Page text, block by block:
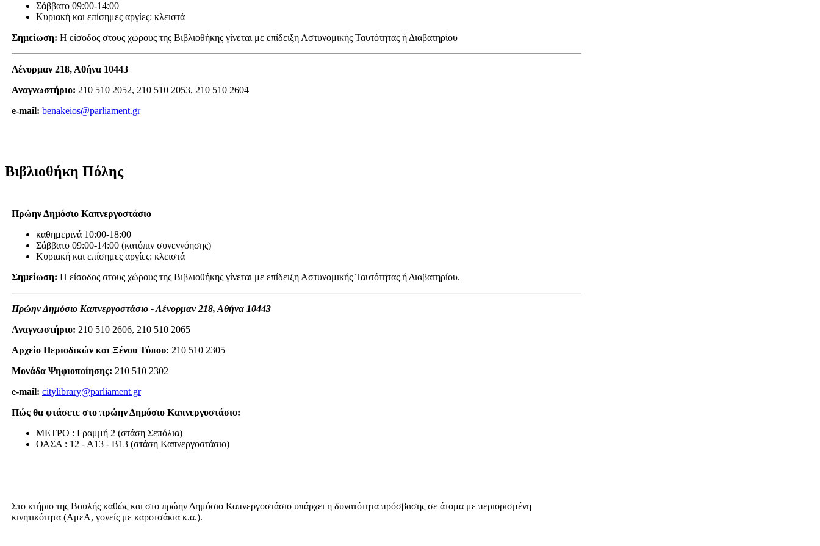
Σάββατο 09:00-14:00
Κυριακή και επίσημες αργίες: κλειστά
Σημείωση: Η είσοδος στους χώρους της Βιβλιοθήκης γίνεται με επίδειξη Αστυνομικής Ταυτότητας ή Διαβατηρίου
Λένορμαν 218, Αθήνα 10443
Αναγνωστήριο: 210 510 2052, 210 510 2053, 210 510 2604
e-mail: benakeios@parliament.gr
Βιβλιοθήκη Πόλης
Πρώην Δημόσιο Καπνεργοστάσιο
καθημερινά 10:00-18:00
Σάββατο 09:00-14:00 (κατόπιν συνεννόησης)
Κυριακή και επίσημες αργίες: κλειστά
Σημείωση: Η είσοδος στους χώρους της Βιβλιοθήκης γίνεται με επίδειξη Αστυνομικής Ταυτότητας ή Διαβατηρίου.
Πρώην Δημόσιο Καπνεργοστάσιο - Λένορμαν 218, Αθήνα 10443
Αναγνωστήριο: 210 510 2606, 210 510 2065
Αρχείο Περιοδικών και Ξένου Τύπου: 210 510 2305
Μονάδα Ψηφιοποίησης: 210 510 2302
e-mail: citylibrary@parliament.gr
Πώς θα φτάσετε στο πρώην Δημόσιο Καπνεργοστάσιο:
ΜΕΤΡΟ : Γραμμή 2 (στάση Σεπόλια)
ΟΑΣΑ : 12 - Α13 - Β13 (στάση Καπνεργοστάσιο)
Στο κτήριο της Βουλής καθώς και στο πρώην Δημόσιο Καπνεργοστάσιο υπάρχει η δυνατότητα πρόσβασης σε άτομα με περιορισμένη
κινητικότητα (ΑμεΑ, γονείς με καροτσάκια κ.α.).